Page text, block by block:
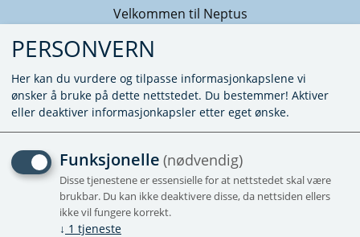
Velkommen til Neptus
VENTIL FLYTEVENTIL SC
Forhåndsbestill
PERSONVERN
Her kan du vurdere og tilpasse informasjonkapslene vi
ønsker å bruke på dette nettstedet. Du bestemmer! Aktiver
eller deaktiver informasjonkapsler etter eget ønske.
Funksjonelle (nødvendig)
Disse tjenestene er essensielle for at nettstedet skal være
brukbar. Du kan ikke deaktivere disse, da nettsiden ellers
ikke vil fungere korrekt.
↓ 1 tjeneste